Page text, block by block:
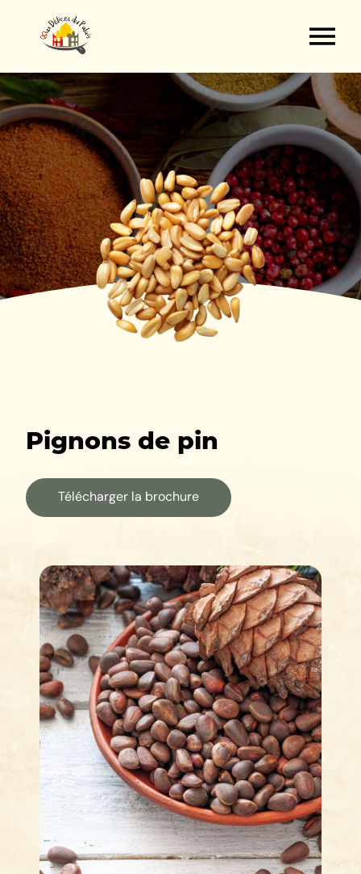
Pignons de pin
Télécharger la brochure